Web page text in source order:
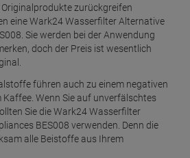
zurückgreifen
eine Wark24 Wasserfilter Alternative
Sie werden bei der Anwendung
doch der Preis ist wesentlich
führen auch zu einem negativen
Kaffee. Wenn Sie auf unverfälschtes
Sie die Wark24 Wasserfilter
BES008 verwenden. Denn die
alle Beistoffe aus Ihrem